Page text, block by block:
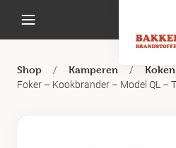
Shop / Kamperen / Koken
Foker – Kookbrander – Model QL –